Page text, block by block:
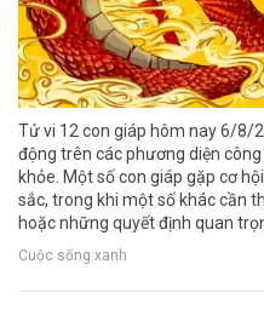
Tử vi 12 con giáp hôm nay 6/8/
động trên các phương diện
khỏe. Một số con giáp gặp cơ
sắc, trong khi một số khác cần
hoặc những quyết định quan
Cuộc sống xanh